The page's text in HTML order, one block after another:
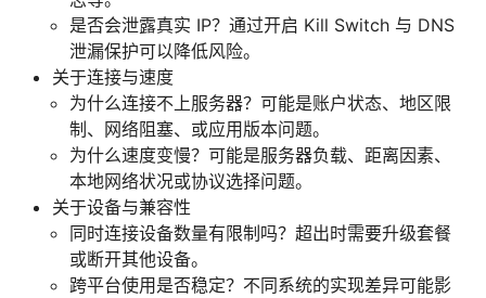
是否会泄露真实 IP？通过开启 Kill Switch 与 DNS
泄漏保护可以降低风险。
关于连接与速度
为什么连接不上服务器？可能是账户状态、地区限
制、网络阻塞、或应用版本问题。
为什么速度变慢？可能是服务器负载、距离因素、
本地网络状况或协议选择问题。
关于设备与兼容性
同时连接设备数量有限制吗？超出时需要升级套餐
或断开其他设备。
跨平台使用是否稳定？不同系统的实现差异可能影